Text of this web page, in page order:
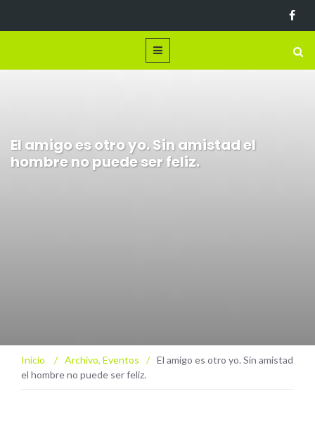
El amigo es otro yo. Sin amistad el
hombre no puede ser feliz.
Inicio / Archivo, Eventos / El amigo es otro yo. Sin amistad
el hombre no puede ser feliz.